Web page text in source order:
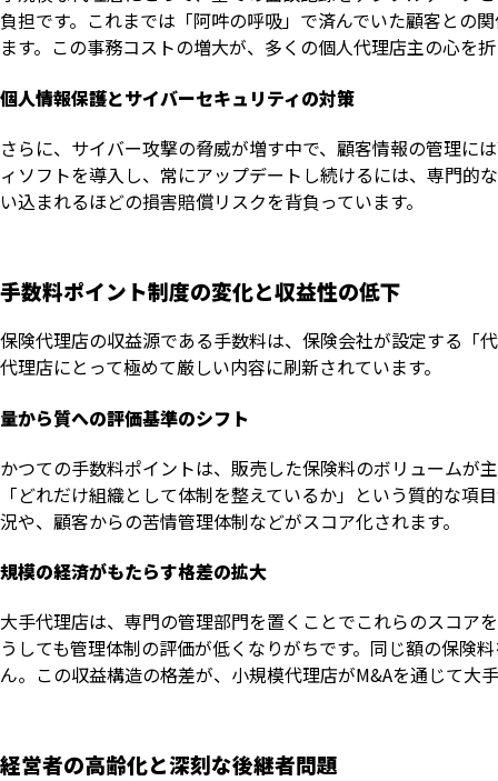
負担です。これまでは「阿吽の呼吸」で済んでいた顧客との
ます。この事務コストの増大が、多くの個人代理店主の心を
個人情報保護とサイバーセキュリティの対策
さらに、サイバー攻撃の脅威が増す中で、顧客情報の管理に
ィソフトを導入し、常にアップデートし続けるには、専門的
い込まれるほどの損害賠償リスクを背負っています。
手数料ポイント制度の変化と収益性の低下
保険代理店の収益源である手数料は、保険会社が設定する「
代理店にとって極めて厳しい内容に刷新されています。
量から質への評価基準のシフト
かつての手数料ポイントは、販売した保険料のボリュームが
「どれだけ組織として体制を整えているか」という質的な
況や、顧客からの苦情管理体制などがスコア化されます。
規模の経済がもたらす格差の拡大
大手代理店は、専門の管理部門を置くことでこれらのスコア
うしても管理体制の評価が低くなりがちです。同じ額の保険
ん。この収益構造の格差が、小規模代理店がM&Aを通じて大
経営者の高齢化と深刻な後継者問題